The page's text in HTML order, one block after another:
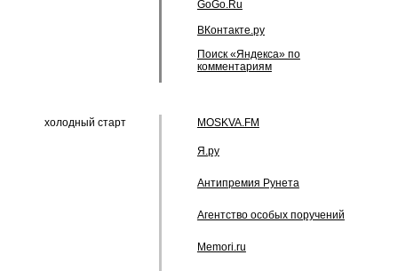
GoGo.Ru
ВКонтакте.ру
Поиск «Яндекса» по
комментариям
холодный старт MOSKVA.FM
Я.ру
Антипремия Рунета
Агентство особых поручений
Memori.ru